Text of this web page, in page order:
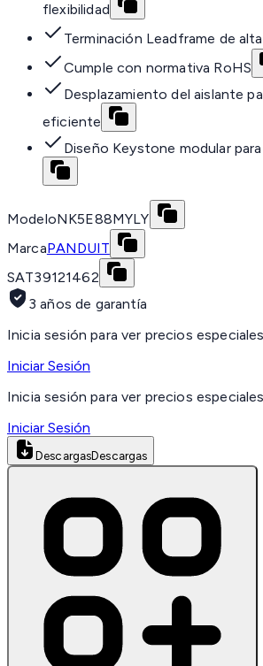
flexibilidad
Terminación Leadframe de
Cumple con normativa RoHS
Desplazamiento del aislante
eficiente
Diseño Keystone modular
ModeloNK5E88MYLY
MarcaPANDUIT
SAT39121462
3 años de garantía
Inicia sesión para ver precios especiales
Iniciar Sesión
Inicia sesión para ver precios especiales
Iniciar Sesión
DescargasDescargas